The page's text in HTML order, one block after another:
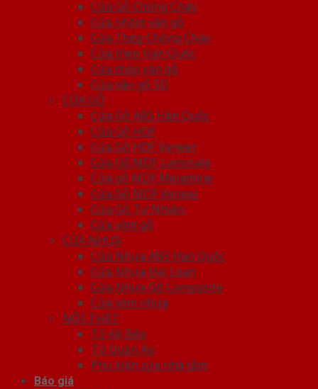
Cửa Gỗ Chống Cháy
Cửa nhôm vân gỗ
Cửa Thép Chống Cháy
Cửa thép Hàn Quốc
Cửa thép vân gỗ
Cửa vân gỗ 5D
CỬA GỖ
Cửa Gỗ ABS Hàn Quốc
Cửa Gỗ HDF
Cửa Gỗ HDF Veneer
Cửa Gỗ MDF Laminate
Cửa gỗ MDF Melamine
Cửa Gỗ MDF Veneer
Cửa Gỗ Tự Nhiên
Cửa vòm gỗ
CỬA NHỰA
Cửa Nhựa ABS Hàn Quốc
Cửa Nhựa Đài Loan
Cửa Nhựa Gỗ Composite
Cửa vòm nhựa
NỘI THẤT
Tủ Kệ Bếp
Tủ Quần Áo
Phụ kiện cửa nhà tắm
Báo giá